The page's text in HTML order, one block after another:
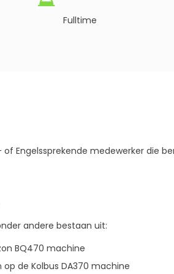
Fulltime
of Engelssprekende medewerker die
andere bestaan uit:
BQ470 machine
de Kolbus DA370 machine